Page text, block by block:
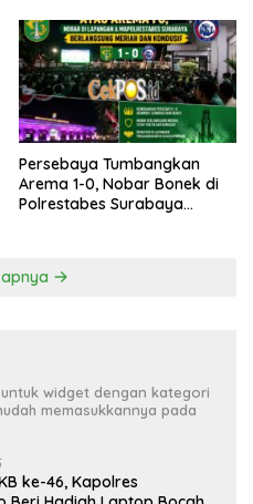
Persebaya Tumbangkan
Arema 1-0, Nobar Bonek di
Polrestabes Surabaya
widget dengan kategori
memasukkannya pada
ke-46, Kapolres